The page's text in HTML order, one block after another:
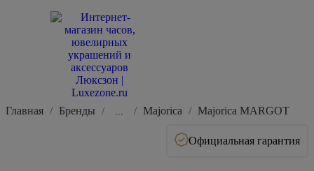
Главная Бренды ... Majorica Majorica MARGOT
Официальная гарантия